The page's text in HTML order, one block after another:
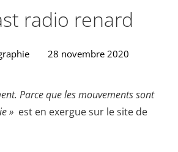
radio renard
28 novembre 2020
Parce que les mouvements sont
» est en exergue sur le site de